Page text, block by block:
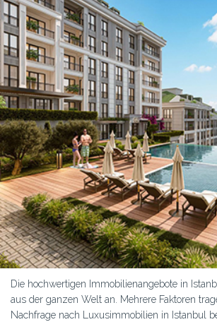
Die hochwertigen Immobilienangebote in
aus der ganzen Welt an. Mehrere Faktoren
Nachfrage nach Luxusimmobilien in Istanbul